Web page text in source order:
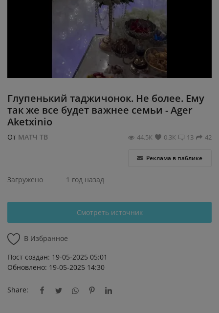
Глупенький таджичонок. Не более. Ему
так же все будет важнее семьи - Ager
Aketxinio
От МАТЧ ТВ 42
13
0.3К
44.5К
Реклама в паблике
Загружено 1 год назад
Смотреть источник
В Избранное
Пост создан: 19-05-2025 05:01
Обновлено: 19-05-2025 14:30
Share: